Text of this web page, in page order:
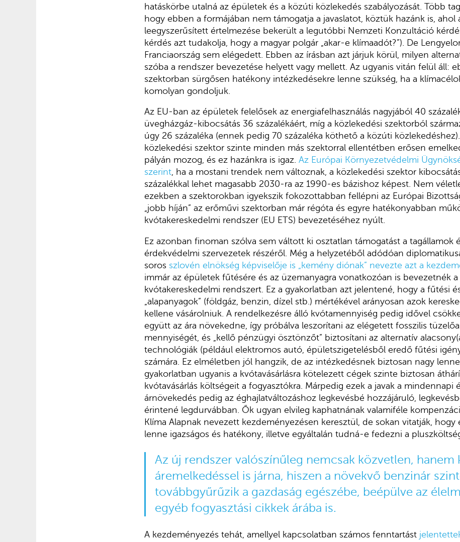
hatáskörbe utalná az épületek és a közúti közlekedés szabályozását. Több
hogy ebben a formájában nem támogatja a javaslatot, köztük hazánk is, ahol
leegyszerűsített értelmezése bekerült a legutóbbi Nemzeti Konzultáció
kérdés azt tudakolja, hogy a magyar polgár „akar-e klímaadót?”). De
Franciaország sem elégedett. Ebben az írásban azt járjuk körül, milyen
szóba a rendszer bevezetése helyett vagy mellett. Az ugyanis vitán felül áll:
szektorban sürgősen hatékony intézkedésekre lenne szükség, ha a
komolyan gondoljuk.
Az EU-ban az épületek felelősek az energiafelhasználás nagyjából 40
üvegházgáz-kibocsátás 36 százalékáért, míg a közlekedési szektorból
úgy 26 százaléka (ennek pedig 70 százaléka köthető a közúti közlekedéshez).
közlekedési szektor szinte minden más szektorral ellentétben erősen
pályán mozog, és ez hazánkra is igaz. Az Európai Környezetvédelmi
szerint, ha a mostani trendek nem változnak, a közlekedési szektor
százalékkal lehet magasabb 2030-ra az 1990-es bázishoz képest. Nem
ezekben a szektorokban igyekszik fokozottabban fellépni az Európai
„jobb híján” az erőművi szektorban már régóta és egyre hatékonyabban
kvótakereskedelmi rendszer (EU ETS) bevezetéséhez nyúlt.
Ez azonban finoman szólva sem váltott ki osztatlan támogatást a tagállamok
érdekvédelmi szervezetek részéről. Még a helyzetéből adódóan
soros szlovén elnökség képviselője is „kemény diónak” nevezte azt a
immár az épületek fűtésére és az üzemanyagra vonatkozóan is bevezetnék a
kvótakereskedelmi rendszert. Ez a gyakorlatban azt jelentené, hogy a fűtési
„alapanyagok” (földgáz, benzin, dízel stb.) mértékével arányosan azok
kellene vásárolniuk. A rendelkezésre álló kvótamennyiség pedig idővel
együtt az ára növekedne, így próbálva leszorítani az elégetett fosszilis
mennyiségét, és „kellő pénzügyi ösztönzőt” biztosítani az alternatív
technológiák (például elektromos autó, épületszigetelésből eredő fűtési
számára. Ez elméletben jól hangzik, de az intézkedésnek biztosan nagy
gyakorlatban ugyanis a kvótavásárlásra kötelezett cégek szinte biztosan
kvótavásárlás költségeit a fogyasztókra. Márpedig ezek a javak a mindennapi
árnövekedés pedig az éghajlatváltozáshoz legkevésbé hozzájáruló,
érintené legdurvábban. Ők ugyan elvileg kaphatnának valamiféle
Klíma Alapnak nevezett kezdeményezésen keresztül, de sokan vitatják, hogy
lenne igazságos és hatékony, illetve egyáltalán tudná-e fedezni a
Az új rendszer valószínűleg nemcsak közvetlen, hanem
áremelkedéssel is járna, hiszen a növekvő benzinár
továbbgyűrűzik a gazdaság egészébe, beépülve az
egyéb fogyasztási cikkek árába is.
A kezdeményezés tehát, amellyel kapcsolatban számos fenntartást